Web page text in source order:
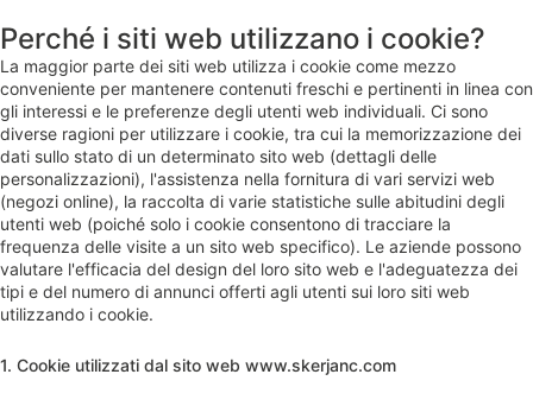
Perché i siti web utilizzano i cookie?
La maggior parte dei siti web utilizza i cookie come mezzo
conveniente per mantenere contenuti freschi e pertinenti in linea con
gli interessi e le preferenze degli utenti web individuali. Ci sono
diverse ragioni per utilizzare i cookie, tra cui la memorizzazione dei
dati sullo stato di un determinato sito web (dettagli delle
personalizzazioni), l'assistenza nella fornitura di vari servizi web
(negozi online), la raccolta di varie statistiche sulle abitudini degli
utenti web (poiché solo i cookie consentono di tracciare la
frequenza delle visite a un sito web specifico). Le aziende possono
valutare l'efficacia del design del loro sito web e l'adeguatezza dei
tipi e del numero di annunci offerti agli utenti sui loro siti web
utilizzando i cookie.
1. Cookie utilizzati dal sito web www.skerjanc.com